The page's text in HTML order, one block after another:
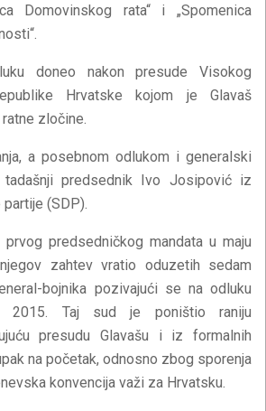
Domovinskog rata“ i „Spomenica
doneo nakon presude Visokog
Hrvatske kojom je Glavaš
zločine.
a posebnom odlukom i generalski
predsednik Ivo Josipović iz
(SDP).
predsedničkog mandata u maju
zahtev vratio oduzetih sedam
bojnika pozivajući se na odluku
2015. Taj sud je poništio raniju
presudu Glavašu i iz formalnih
na početak, odnosno zbog sporenja
konvencija važi za Hrvatsku.